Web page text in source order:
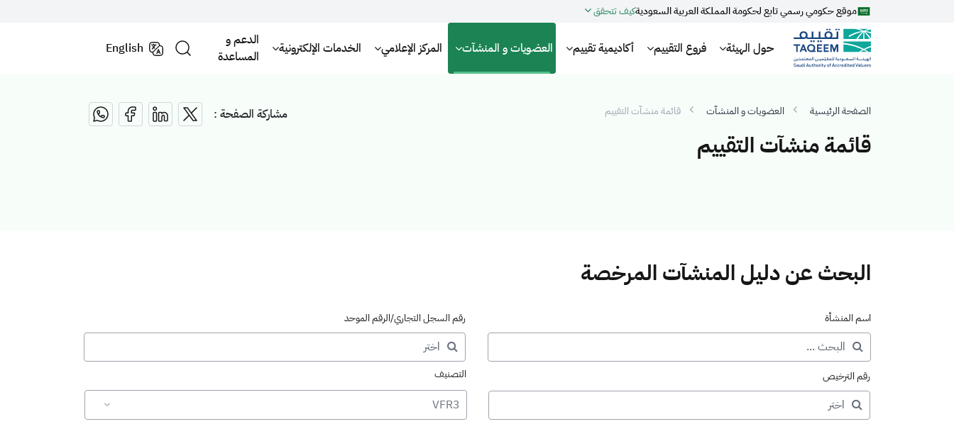
موقع حكومي رسمي تابع لحكومة المملكة العربية السعوديةكيف تتحقق
حول الهيئة فروع التقييم أكاديمية تقييم العضويات و المنشآت المركز الإعلامي الخدمات الإلكترونية
الدعم و
المساعدة
English
الصفحة الرئيسية العضويات و المنشآت قائمة منشآت التقييم مشاركة الصفحة :
قائمة منشآت التقييم
البحث عن دليل المنشآت المرخصة
اسم المنشأة رقم السجل التجاري/الرقم الموحد
رقم الترخيص التصنيف
VFR3